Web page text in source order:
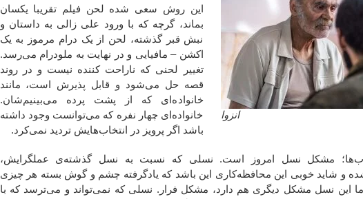
انزوا
این روش سعی شده لحن فیلم تقریبا یکسان
بماند، گرچه که با ورود علی زالی به داستان و
نبش قبر گذشته، لحن از یک درام مرموز به یک
اکشن – مافیایی و در نهایت به ملودرام می‌رسد.
تغییر لحنی که ناراحت کننده نیست و در روند
قصه حل می‌شود و قابل پذیرش است، مانند
خانواده‌ای که از پشت پرده می‌بینیم‌شان.
خانواده‌ای چهار نفره که می‌توانست وجود داشته
باشد اگر پرویز در انتخاب‌هایش تردید نمی‌کرد.
مشکل نسل امروز است. نسلی که نسبت به نسل گذشته‌ی عملگرایش،
و شاید خوبی این محافظه‌کاری این باشد که یادگرفته چشم و گوش بسته هر چیزی
اما این نسل مشکل دیگری هم دارد، مشکل فرار. نسلی که نمی‌تواند و می‌ترسد که با